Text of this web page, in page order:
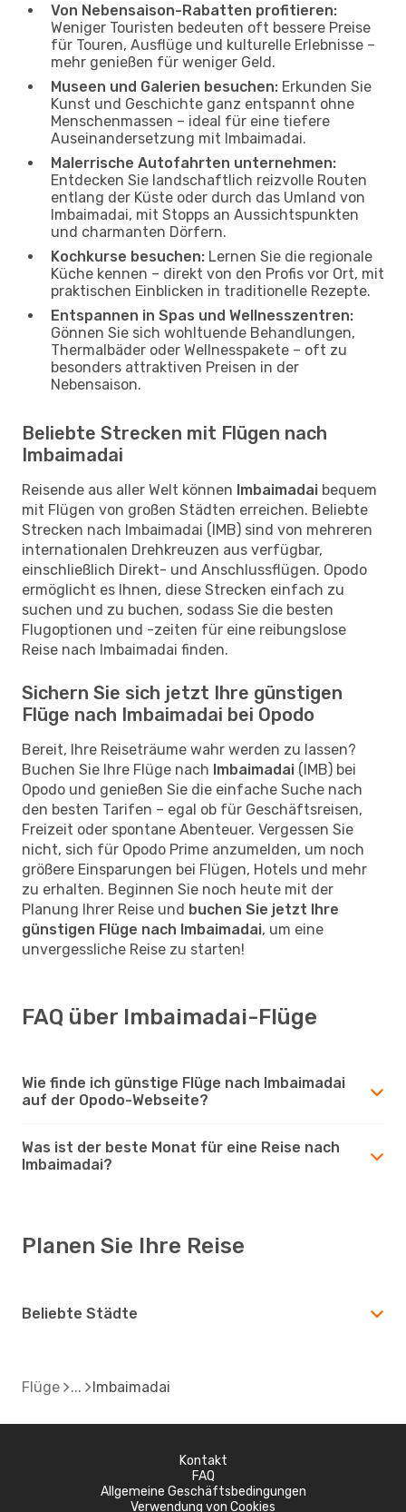
Von Nebensaison-Rabatten profitieren:
Weniger Touristen bedeuten oft bessere Preise
für Touren, Ausflüge und kulturelle Erlebnisse –
mehr genießen für weniger Geld.
Museen und Galerien besuchen: Erkunden Sie
Kunst und Geschichte ganz entspannt ohne
Menschenmassen – ideal für eine tiefere
Auseinandersetzung mit Imbaimadai.
Malerrische Autofahrten unternehmen:
Entdecken Sie landschaftlich reizvolle Routen
entlang der Küste oder durch das Umland von
Imbaimadai, mit Stopps an Aussichtspunkten
und charmanten Dörfern.
Kochkurse besuchen: Lernen Sie die regionale
Küche kennen – direkt von den Profis vor Ort, mit
praktischen Einblicken in traditionelle Rezepte.
Entspannen in Spas und Wellnesszentren:
Gönnen Sie sich wohltuende Behandlungen,
Thermalbäder oder Wellnesspakete – oft zu
besonders attraktiven Preisen in der
Nebensaison.
Beliebte Strecken mit Flügen nach
Imbaimadai
Reisende aus aller Welt können Imbaimadai bequem
mit Flügen von großen Städten erreichen. Beliebte
Strecken nach Imbaimadai (IMB) sind von mehreren
internationalen Drehkreuzen aus verfügbar,
einschließlich Direkt- und Anschlussflügen. Opodo
ermöglicht es Ihnen, diese Strecken einfach zu
suchen und zu buchen, sodass Sie die besten
Flugoptionen und -zeiten für eine reibungslose
Reise nach Imbaimadai finden.
Sichern Sie sich jetzt Ihre günstigen
Flüge nach Imbaimadai bei Opodo
Bereit, Ihre Reiseträume wahr werden zu lassen?
Buchen Sie Ihre Flüge nach Imbaimadai (IMB) bei
Opodo und genießen Sie die einfache Suche nach
den besten Tarifen – egal ob für Geschäftsreisen,
Freizeit oder spontane Abenteuer. Vergessen Sie
nicht, sich für Opodo Prime anzumelden, um noch
größere Einsparungen bei Flügen, Hotels und mehr
zu erhalten. Beginnen Sie noch heute mit der
Planung Ihrer Reise und buchen Sie jetzt Ihre
günstigen Flüge nach Imbaimadai, um eine
unvergessliche Reise zu starten!
FAQ über Imbaimadai-Flüge
Wie finde ich günstige Flüge nach Imbaimadai
auf der Opodo-Webseite?
Was ist der beste Monat für eine Reise nach
Imbaimadai?
Planen Sie Ihre Reise
Beliebte Städte
Flüge Imbaimadai
Kontakt
FAQ
Allgemeine Geschäftsbedingungen
Verwendung von Cookies